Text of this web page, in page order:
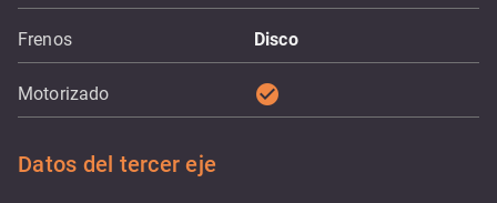
Frenos Disco
Motorizado check_circle
Datos del tercer eje